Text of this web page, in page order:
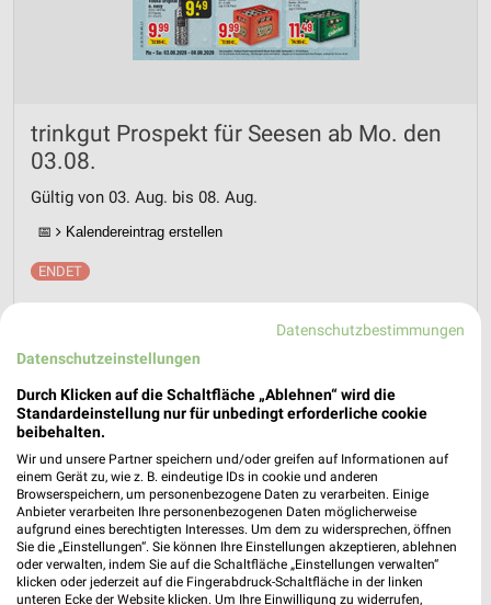
trinkgut Prospekt für Seesen ab Mo. den
03.08.
Gültig von 03. Aug. bis 08. Aug.
📅 Kalendereintrag erstellen
PROSPEKT BLÄTTERN
MEHR PROSPEKTE
weekli - Prospekte & Angebote App
Datenschutzbestimmungen
Datenschutzeinstellungen
Durch Klicken auf die Schaltfläche „Ablehnen“ wird die
Standardeinstellung nur für unbedingt erforderliche cookie
beibehalten.
Wir und unsere Partner speichern und/oder greifen auf Informationen auf
einem Gerät zu, wie z. B. eindeutige IDs in cookie und anderen
Browserspeichern, um personenbezogene Daten zu verarbeiten. Einige
Anbieter verarbeiten Ihre personenbezogenen Daten möglicherweise
aufgrund eines berechtigten Interesses. Um dem zu widersprechen, öffnen
Sie die „Einstellungen“. Sie können Ihre Einstellungen akzeptieren, ablehnen
oder verwalten, indem Sie auf die Schaltfläche „Einstellungen verwalten“
klicken oder jederzeit auf die Fingerabdruck-Schaltfläche in der linken
unteren Ecke der Website klicken. Um Ihre Einwilligung zu widerrufen,